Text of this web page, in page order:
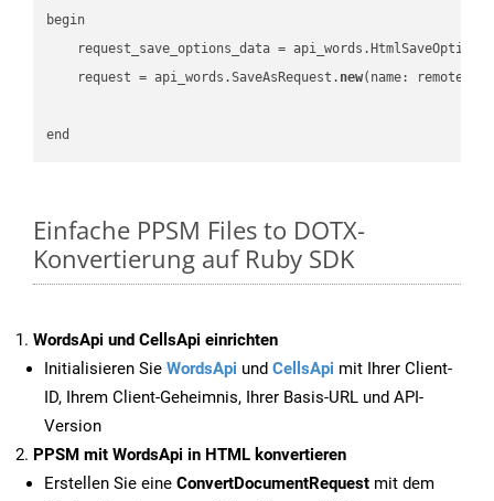
begin
request_save_options_data =
    request = api_words.SaveAsRequest.
new(name:
Einfache PPSM Files to DOTX-
Konvertierung auf Ruby SDK
WordsApi und CellsApi einrichten
Initialisieren Sie WordsApi und CellsApi mit Ihrer Client-
ID, Ihrem Client-Geheimnis, Ihrer Basis-URL und API-
Version
PPSM mit WordsApi in HTML konvertieren
Erstellen Sie eine ConvertDocumentRequest mit dem